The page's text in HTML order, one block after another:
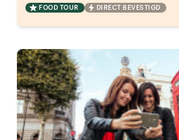
FOOD TOUR DIRECT BEVESTIGD